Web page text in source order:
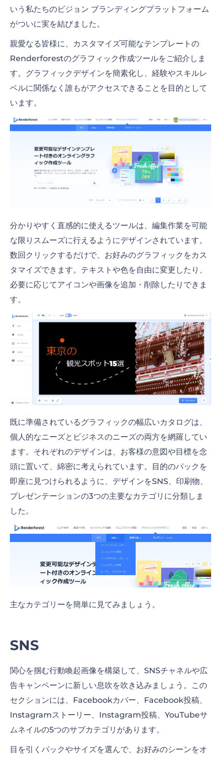
いう私たちのビジョン ブランディングプラットフォーム
がついに実を結びました。
親愛なる皆様に、カスタマイズ可能なテンプレートの
Renderforestのグラフィック作成ツールをご紹介しま
す。グラフィックデザインを簡素化し、経験やスキルレ
ベルに関係なく誰もがアクセスできることを目的として
います。
分かりやすく直感的に使えるツールは、編集作業を可能
な限りスムーズに行えるようにデザインされています。
数回クリックするだけで、お好みのグラフィックをカス
タマイズできます。テキストや色を自由に変更したり、
必要に応じてアイコンや画像を追加・削除したりできま
す。
既に準備されているグラフィックの幅広いカタログは、
個人的なニーズとビジネスのニーズの両方を網羅してい
ます。それぞれのデザインは、お客様の意図や目標を念
頭に置いて、綿密に考えられています。目的のパックを
即座に見つけられるように、デザインをSNS、印刷物、
プレゼンテーションの3つの主要なカテゴリに分類しま
した。
主なカテゴリーを簡単に見てみましょう。
SNS
関心を掴む行動喚起画像を構築して、SNSチャネルや広
告キャンペーンに新しい息吹を吹き込みましょう。この
セクションには、Facebookカバー、Facebook投稿、
Instagramストーリー、Instagram投稿、YouTubeサ
ムネイルの5つのサブカテゴリがあります。
目を引くパックやサイズを選んで、お好みのシーンをオ